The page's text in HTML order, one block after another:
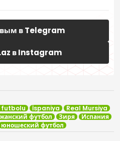
в Telegram
в Instagram
futbolu İspaniya
Real Mursiya
футбол Зиря
Испания
юношеский футбол